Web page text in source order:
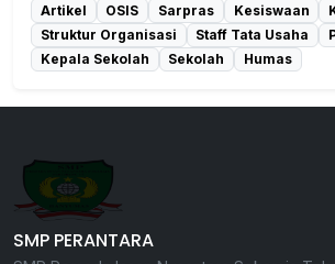
Artikel
OSIS Sarpras Kesiswaan
Struktur Organisasi
Staff Tata Usaha
Kepala Sekolah
Sekolah Humas
SMP PERANTARA